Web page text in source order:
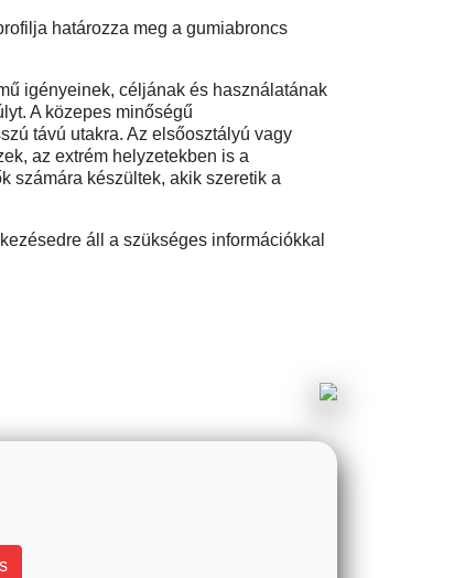
határozza meg a gumiabroncs
igényeinek, céljának és használatának
A közepes minőségű
távú utakra. Az elsőosztályú vagy
az extrém helyzetekben is a
számára készültek, akik szeretik a
áll a szükséges információkkal